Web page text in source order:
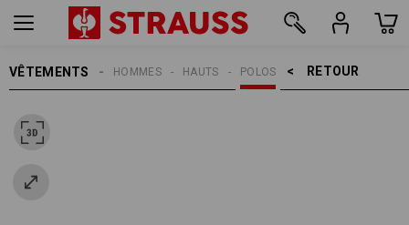
VÊTEMENTS RETOUR    >
POLOS
HAUTS
HOMMES